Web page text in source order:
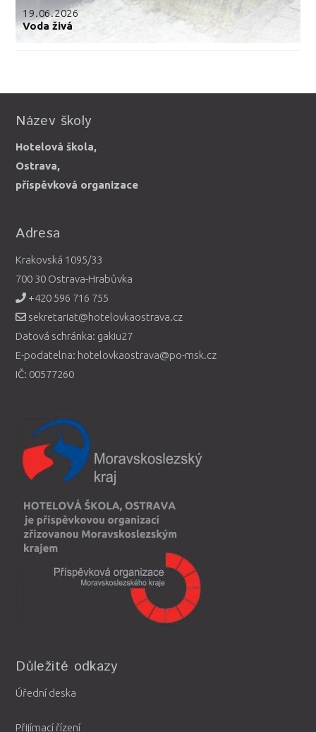
19.06.2026
Voda živá
Název školy
Hotelová škola,
Ostrava,
příspěvková organizace
Adresa
Krakovská 1095/33
700 30 Ostrava-Hrabůvka
+420 596 716 755
sekretariat@hotelovkaostrava.cz
Datová schránka: gakiu27
E-podatelna: hotelovkaostrava@po-msk.cz
IČ: 00577260
Důležité odkazy
Úřední deska
Přijímací řízení